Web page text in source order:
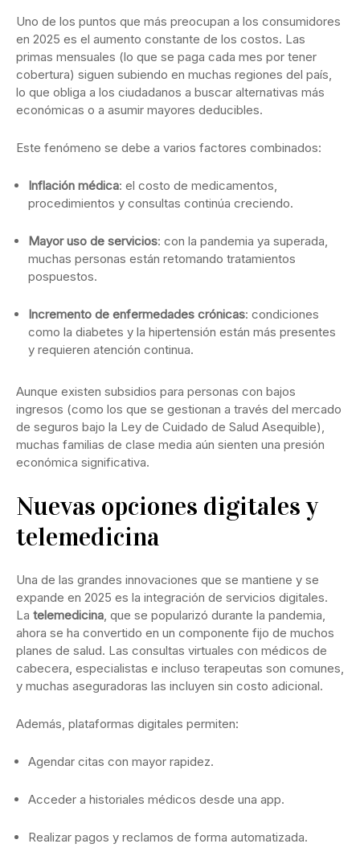
Uno de los puntos que más preocupan a los consumidores
en 2025 es el aumento constante de los costos. Las
primas mensuales (lo que se paga cada mes por tener
cobertura) siguen subiendo en muchas regiones del país,
lo que obliga a los ciudadanos a buscar alternativas más
económicas o a asumir mayores deducibles.
Este fenómeno se debe a varios factores combinados:
Inflación médica: el costo de medicamentos,
procedimientos y consultas continúa creciendo.
Mayor uso de servicios: con la pandemia ya superada,
muchas personas están retomando tratamientos
pospuestos.
Incremento de enfermedades crónicas: condiciones
como la diabetes y la hipertensión están más presentes
y requieren atención continua.
Aunque existen subsidios para personas con bajos
ingresos (como los que se gestionan a través del mercado
de seguros bajo la Ley de Cuidado de Salud Asequible),
muchas familias de clase media aún sienten una presión
económica significativa.
Nuevas opciones digitales y
telemedicina
Una de las grandes innovaciones que se mantiene y se
expande en 2025 es la integración de servicios digitales.
La telemedicina, que se popularizó durante la pandemia,
ahora se ha convertido en un componente fijo de muchos
planes de salud. Las consultas virtuales con médicos de
cabecera, especialistas e incluso terapeutas son comunes,
y muchas aseguradoras las incluyen sin costo adicional.
Además, plataformas digitales permiten:
Agendar citas con mayor rapidez.
Acceder a historiales médicos desde una app.
Realizar pagos y reclamos de forma automatizada.